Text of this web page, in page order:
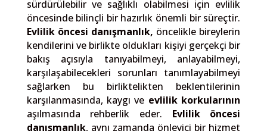
sürdürülebilir ve sağlıklı olabilmesi için evlilik
öncesinde bilinçli bir hazırlık önemli bir süreçtir.
Evlilik öncesi danışmanlık, öncelikle bireylerin
kendilerini ve birlikte oldukları kişiyi gerçekçi bir
bakış açısıyla tanıyabilmeyi, anlayabilmeyi,
karşılaşabilecekleri sorunları tanımlayabilmeyi
sağlarken bu birliktelikten beklentilerinin
karşılanmasında, kaygı ve evlilik korkularının
aşılmasında rehberlik eder. Evlilik öncesi
danışmanlık, aynı zamanda önleyici bir hizmet